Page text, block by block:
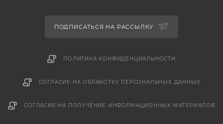
ПОДПИСАТЬСЯ НА РАССЫЛКУ
ПОЛИТИКА КОНФИДЕНЦИАЛЬНОСТИ
СОГЛАСИЕ НА ОБРАБОТКУ ПЕРСОНАЛЬНЫХ ДАННЫХ
СОГЛАСИЕ НА ПОЛУЧЕНИЕ ИНФОРМАЦИОННЫХ МАТЕРИАЛОВ